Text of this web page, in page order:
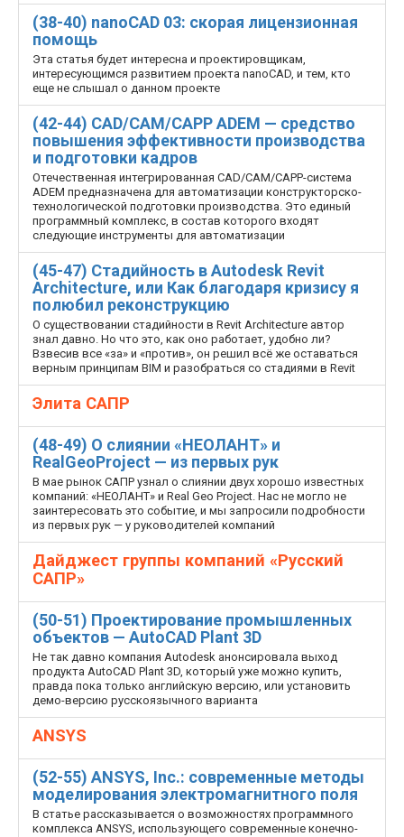
(38-40) nanoCAD 03: скорая лицензионная
помощь
Эта статья будет интересна и проектировщикам,
интересующимся развитием проекта nanoCAD, и тем, кто
еще не слышал о данном проекте
(42-44) CAD/CAM/CAPP ADEM — средство
повышения эффективности производства
и подготовки кадров
Отечественная интегрированная CAD/CAM/CAPP-система
ADEM предназначена для автоматизации конструкторско-
технологической подготовки производства. Это единый
программный комплекс, в состав которого входят
следующие инструменты для автоматизации
(45-47) Стадийность в Autodesk Revit
Architecture, или Как благодаря кризису я
полюбил реконструкцию
О существовании стадийности в Revit Architecture автор
знал давно. Но что это, как оно работает, удобно ли?
Взвесив все «за» и «против», он решил всё же оставаться
верным принципам BIM и разобраться со стадиями в Revit
Элита САПР
(48-49) О слиянии «НЕОЛАНТ» и
RealGeoProject — из первых рук
В мае рынок САПР узнал о слиянии двух хорошо известных
компаний: «НЕОЛАНТ» и Real Geo Project. Нас не могло не
заинтересовать это событие, и мы запросили подробности
из первых рук — у руководителей компаний
Дайджест группы компаний «Русский
САПР»
(50-51) Проектирование промышленных
объектов — AutoCAD Plant 3D
Не так давно компания Autodesk анонсировала выход
продукта AutoCAD Plant 3D, который уже можно купить,
правда пока только английскую версию, или установить
демо-версию русскоязычного варианта
ANSYS
(52-55) ANSYS, Inc.: современные методы
моделирования электромагнитного поля
В статье рассказывается о возможностях программного
комплекса ANSYS, использующего современные конечно­